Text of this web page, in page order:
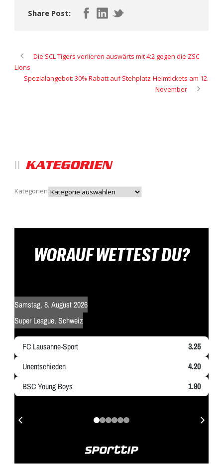
Share Post:
Die SCL Tigers verlieren auswärts mit 4:2 gegen die ZSC
Lions
Spezialangebot: 30% Rabatt auf Stehplatz-Heimtickets am 12.
November
KATEGORIEN
Kategorien